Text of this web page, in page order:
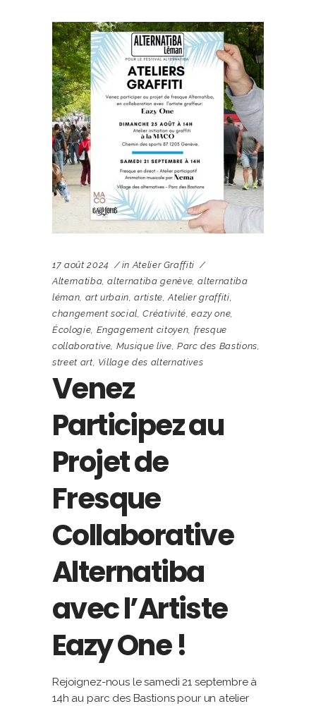
17 août 2024 in Atelier Graffiti
Alternatiba,alternatiba genève,alternatiba
léman, art urbain,artiste,Atelier graffiti,
changement social,Créativité,eazy one,
Écologie, Engagement citoyen, fresque
collaborative, Musique live, Parc des Bastions,
street art, Village des alternatives
Venez
Participez au
Projet de
Fresque
Collaborative
Alternatiba
avec l’Artiste
Eazy One !
Rejoignez-nous le samedi 21 septembre à
14h au parc des Bastions pour un atelier